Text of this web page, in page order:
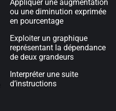
Appliquer une augmentation
ou une diminution exprimée
en pourcentage
Exploiter un graphique
représentant la dépendance
de deux grandeurs
Interpréter une suite
d’instructions